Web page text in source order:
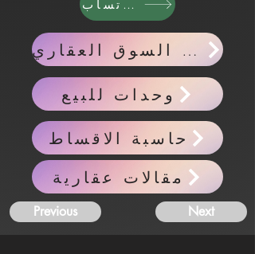
واتساب
اخبار السوق العقاري
وحدات للبيع
حاسبة الاقساط
مقالات عقارية
Previous Next